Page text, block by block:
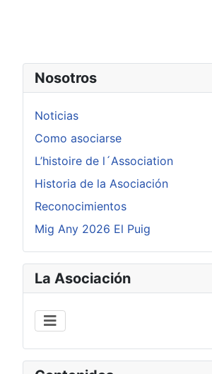
Nosotros
Noticias
Como asociarse
L’histoire de l´Association
Historia de la Asociación
Reconocimientos
Mig Any 2026 El Puig
La Asociación